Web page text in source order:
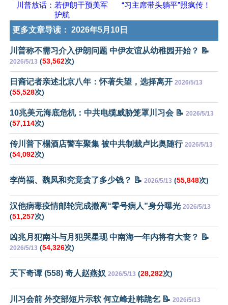
川普放话：若伊朗干预美军
护航
“习主席带头躺平”照疯传！
更多文章导读： 2026年5月10日
川普称不需习介入伊朗问题 中伊友谊从幼稚园开始？ 📝
2026/5/13 (53,562次)
日裔记者亲述北京八年：怀著失望，选择离开 2026/5/13
(55,528次)
10兆美元海底危机：中共电缆威胁笼罩川习会 📝 2026/5/13
(57,114次)
传川普下榻酒店警车聚集 被中共制裁卢比奥随行 2026/5/13
(54,092次)
李尚福、魏凤和究竟贪了多少钱？ 📝 2026/5/13 (55,848次)
汉他病毒疫情邮轮完成撤离“零号病人”身分曝光 2026/5/13
(51,257次)
凶兆月犯南斗与月犯哭星现 中南海一年内将有大丧？ 📝
2026/5/13 (54,326次)
天下奇谭 (558) 奇人赵燕奴 2026/5/13 (28,282次)
川习会前 外交部短片示软 何立峰赴韩跪乞 📝 2026/5/13